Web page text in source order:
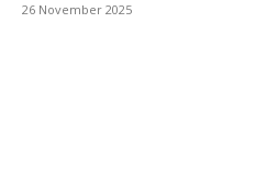
26 November 2025